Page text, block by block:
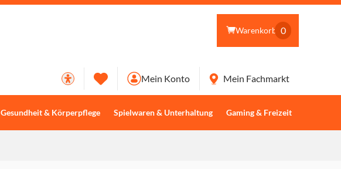
Warenkorb 0
Gesundheit & Körperpflege Spielwaren & Unterhaltung Gaming & Freizeit
Mein Konto Mein Fachmarkt